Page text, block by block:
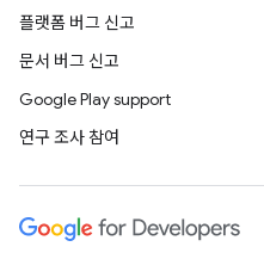
플랫폼 버그 신고
문서 버그 신고
Google Play support
연구 조사 참여